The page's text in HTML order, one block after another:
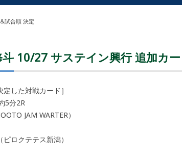
試合順 決定
10/27 サステイン興行 追加カ
定した対戦カード］
5分2R
JAM WARTER）
ロクテテス新潟）